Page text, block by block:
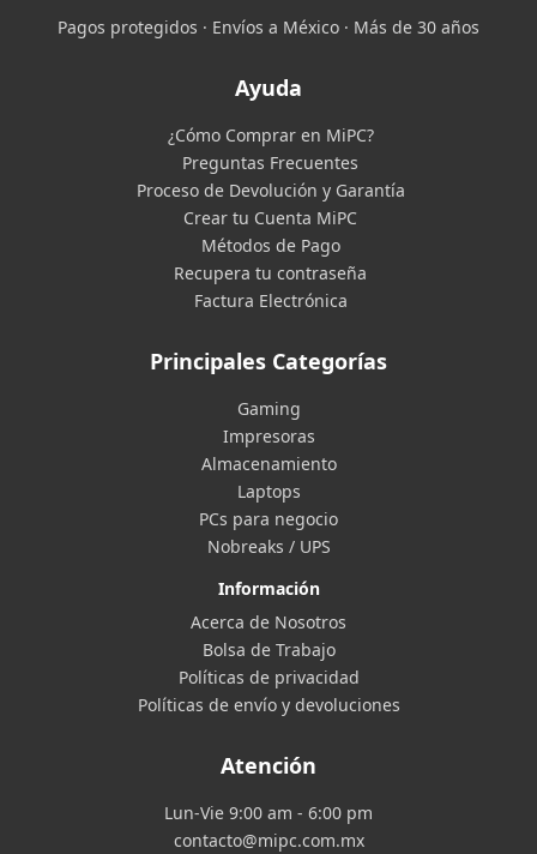
Pagos protegidos · Envíos a México · Más de 30 años
Ayuda
¿Cómo Comprar en MiPC?
Preguntas Frecuentes
Proceso de Devolución y Garantía
Crear tu Cuenta MiPC
Métodos de Pago
Recupera tu contraseña
Factura Electrónica
Principales Categorías
Gaming
Impresoras
Almacenamiento
Laptops
PCs para negocio
Nobreaks / UPS
Información
Acerca de Nosotros
Bolsa de Trabajo
Políticas de privacidad
Políticas de envío y devoluciones
Atención
Lun-Vie 9:00 am - 6:00 pm
contacto@mipc.com.mx